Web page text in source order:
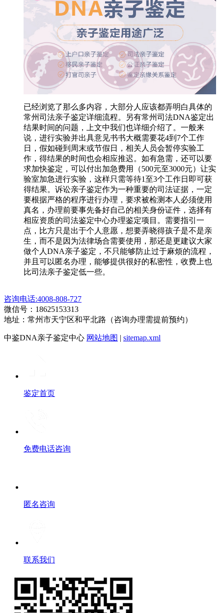
已经浏览了那么多内容，大部分人应该都弄明白具体的
常州司法亲子鉴定详细流程。另有常州司法DNA鉴定出
结果时间的问题，上文中我们也详细介绍了。一般来
说，进行实验并出具意见书书大概需要花4到7个工作
日，假如碰到周末或节假日，相关人员会暂停实验工
作，得结果的时间也会相应推迟。如有急需，还可以要
求加快鉴定，可以付出加急费用（500元至3000元）让实
验室加急进行实验，这样只需等待1至3个工作日即可获
得结果。诉讼亲子鉴定作为一种重要的司法证据，一定
要根据严格的程序进行办理，要求被检测本人必须使用
真名，办理前要事先备好自己的相关身份证件，选择有
相应资质的司法鉴定中心办理鉴定项目。需要指引一
点，比方只是出于个人意愿，想要弄晓得孩子是不是亲
生，而不是因为法律场合需要使用，那还是更建议大家
做个人DNA亲子鉴定，不只能够防止过于麻烦的流程，
并且可以匿名办理，能够提供很好的私密性，收费上也
比司法亲子鉴定低一些。
咨询电话:4008-808-727
微信号：18625153313
地址：常州市天宁区和平北路（咨询办理需提前预约）
中鉴DNA亲子鉴定中心 网站地图 | sitemap.xml
鉴定首页
免费电话咨询
匿名咨询
联系我们